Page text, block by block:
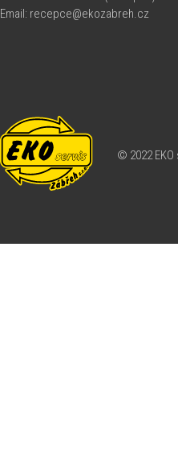
Email: recepce@ekozabreh.cz
© 2022